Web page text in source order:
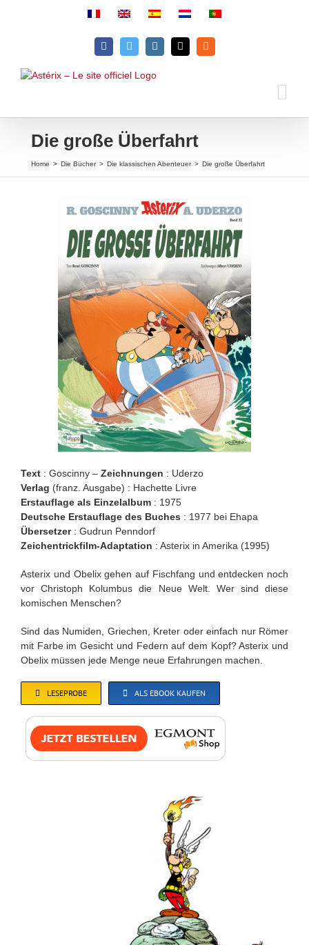
FacebookTwitterInstagramEmailRss
Die große Überfahrt
Home > Die Bücher > Die klassischen Abenteuer > Die große Überfahrt
Text : Goscinny – Zeichnungen : Uderzo
Verlag (franz. Ausgabe) : Hachette Livre
Erstauflage als Einzelalbum : 1975
Deutsche Erstauflage des Buches : 1977 bei Ehapa
Übersetzer: Gudrun Penndorf
Zeichentrickfilm-Adaptation : Asterix in Amerika (1995)
Asterix und Obelix gehen auf Fischfang und entdecken noch
vor Christoph Kolumbus die Neue Welt. Wer sind diese
komischen Menschen?
Sind das Numiden, Griechen, Kreter oder einfach nur Römer
mit Farbe im Gesicht und Federn auf dem Kopf? Asterix und
Obelix müssen jede Menge neue Erfahrungen machen.
LESEPROBE ALS EBOOK KAUFEN